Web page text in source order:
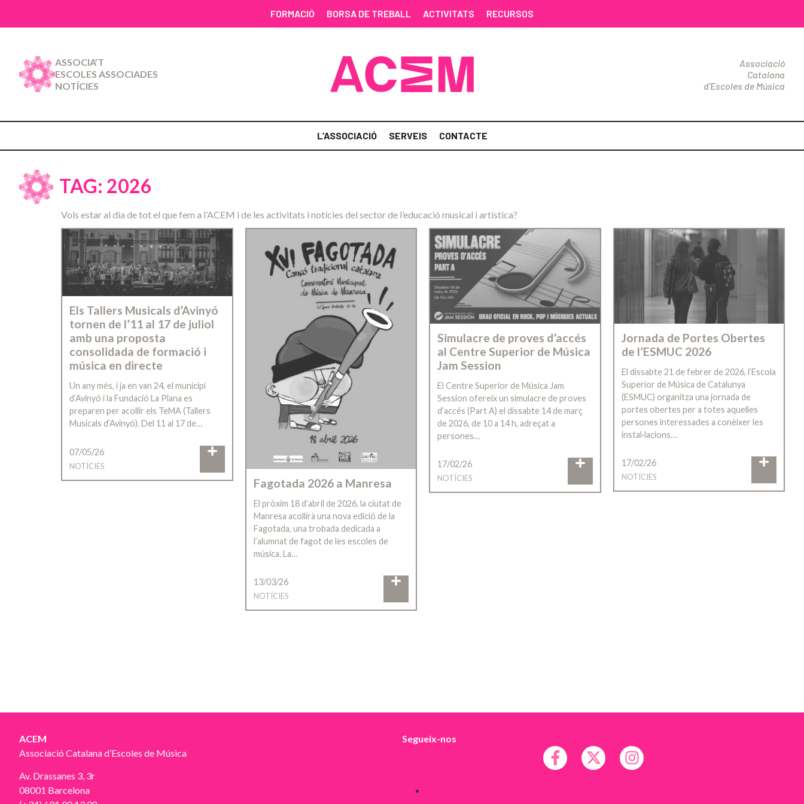
FORMACIÓ BORSA DE TREBALL ACTIVITATS RECURSOS
ASSOCIA’T
ESCOLES ASSOCIADES
NOTÍCIES
Associació
Catalana
d'Escoles de Música
L’ASSOCIACIÓ SERVEIS CONTACTE
TAG: 2026
Vols estar al dia de tot el que fem a l’ACEM i de les activitats i notícies del sector de l’educació musical i artística?
Els Tallers Musicals d’Avinyó
tornen de l’11 al 17 de juliol
amb una proposta
consolidada de formació i
música en directe
Un any més, i ja en van 24, el municipi
d’Avinyó i la Fundació La Plana es
preparen per acollir els TeMA (Tallers
Musicals d’Avinyó). Del 11 al 17 de…
07/05/26
NOTÍCIES
Fagotada 2026 a Manresa
El pròxim 18 d’abril de 2026, la ciutat de
Manresa acollirà una nova edició de la
Fagotada, una trobada dedicada a
l’alumnat de fagot de les escoles de
música. La…
13/03/26
NOTÍCIES
Simulacre de proves d’accés
al Centre Superior de Música
Jam Session
El Centre Superior de Música Jam
Session ofereix un simulacre de proves
d’accés (Part A) el dissabte 14 de març
de 2026, de 10 a 14 h, adreçat a
persones…
17/02/26
NOTÍCIES
Jornada de Portes Obertes
de l’ESMUC 2026
El dissabte 21 de febrer de 2026, l’Escola
Superior de Música de Catalunya
(ESMUC) organitza una jornada de
portes obertes per a totes aquelles
persones interessades a conèixer les
instal·lacions…
17/02/26
NOTÍCIES
ACEM
Associació Catalana d’Escoles de Música
Av. Drassanes 3, 3r
08001 Barcelona
Segueix-nos